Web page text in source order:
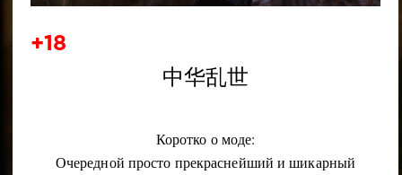
+18
中华乱世
Коротко о моде:
Очередной просто прекраснейший и шикарный